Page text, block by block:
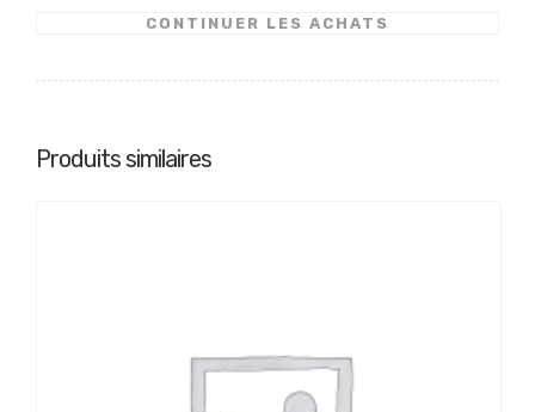
global
CONTINUER LES ACHATS
Produits similaires